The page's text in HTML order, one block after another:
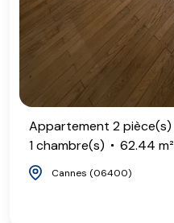
Appartement 2 pièce(s)
1 chambre(s)
62.44 m²
Cannes (06400)